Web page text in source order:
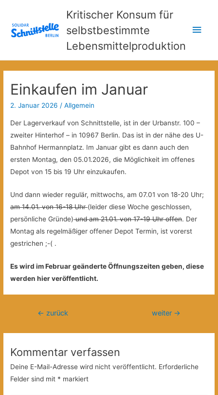
Kritischer Konsum für
selbstbestimmte
Lebensmittelproduktion
Einkaufen im Januar
2. Januar 2026 /Allgemein
Der Lagerverkauf von Schnittstelle, ist in der Urbanstr. 100 –
zweiter Hinterhof – in 10967 Berlin. Das ist in der nähe des U-
Bahnhof Hermannplatz. Im Januar gibt es dann auch den
ersten Montag, den 05.01.2026, die Möglichkeit im offenes
Depot von 15 bis 19 Uhr einzukaufen.
Und dann wieder regulär, mittwochs, am 07.01 von 18-20 Uhr;
am 14.01. von 16-18 Uhr(leider diese Woche geschlossen,
persönliche Gründe)und am 21.01. von 17-19 Uhr offen. Der
Montag als regelmäßiger offener Depot Termin, ist vorerst
gestrichen ;-( .
Es wird im Februar geänderte Öffnungszeiten geben, diese
werden hier veröffentlicht.
Beitragsnavigation
← zurück weiter →
Kommentar verfassen
Deine E-Mail-Adresse wird nicht veröffentlicht. Erforderliche
Felder sind mit * markiert